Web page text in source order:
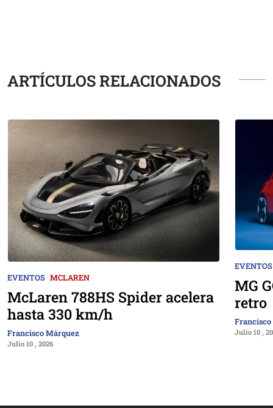
ARTÍCULOS RELACIONADOS
EVENTOS MCLAREN
McLaren 788HS Spider acelera
hasta 330 km/h
Francisco Márquez
Julio 10 , 2026
EVENTOS
MG
retro
Julio 10 ,